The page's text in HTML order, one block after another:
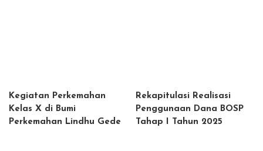
Kegiatan Perkemahan
Kelas X di Bumi
Perkemahan Lindhu Gede
Rekapitulasi Realisasi
Penggunaan Dana BOSP
Tahap I Tahun 2025